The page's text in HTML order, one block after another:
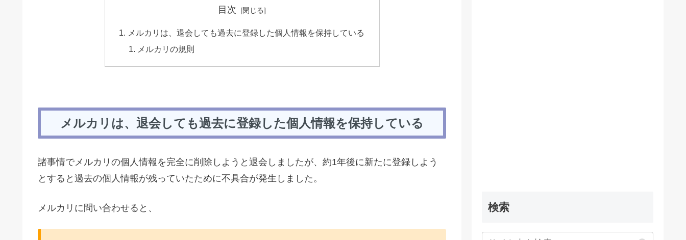
目次
メルカリは、退会しても過去に登録した個人情報を保持している
メルカリの規則
メルカリは、退会しても過去に登録した個人情報を保持している
諸事情でメルカリの個人情報を完全に削除しようと退会しましたが、約1年後に新たに登録しよう
とすると過去の個人情報が残っていたために不具合が発生しました。
メルカリに問い合わせると、 検索